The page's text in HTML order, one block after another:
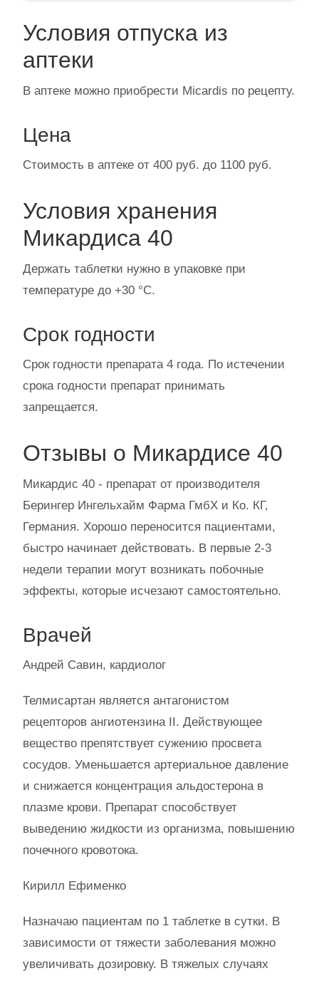
Условия отпуска из
аптеки
В аптеке можно приобрести Micardis по рецепту.
Цена
Стоимость в аптеке от 400 руб. до 1100 руб.
Условия хранения
Микардиса 40
Держать таблетки нужно в упаковке при
температуре до +30 °C.
Срок годности
Срок годности препарата 4 года. По истечении
срока годности препарат принимать
запрещается.
Отзывы о Микардисе 40
Микардис 40 - препарат от производителя
Берингер Ингельхайм Фарма ГмбХ и Ко. КГ,
Германия. Хорошо переносится пациентами,
быстро начинает действовать. В первые 2-3
недели терапии могут возникать побочные
эффекты, которые исчезают самостоятельно.
Врачей
Андрей Савин, кардиолог
Телмисартан является антагонистом
рецепторов ангиотензина II. Действующее
вещество препятствует сужению просвета
сосудов. Уменьшается артериальное давление
и снижается концентрация альдостерона в
плазме крови. Препарат способствует
выведению жидкости из организма, повышению
почечного кровотока.
Кирилл Ефименко
Назначаю пациентам по 1 таблетке в сутки. В
зависимости от тяжести заболевания можно
увеличивать дозировку. В тяжелых случаях